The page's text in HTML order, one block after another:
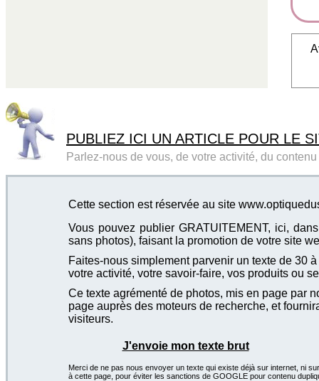
PUBLIEZ ICI UN ARTICLE POUR LE
Parlez-nous de vous, de votre activité, du
Cette section est réservée au site
Vous pouvez publier GRATUITEMENT, ici,
sans photos), faisant la promotion de votre site
Faites-nous simplement parvenir un texte de 30
votre activité, votre savoir-faire, vos produits ou
Ce texte agrémenté de photos, mis en page par
page auprès des moteurs de recherche, et
visiteurs.
J'envoie mon texte brut
Merci de ne pas nous envoyer un texte qui existe déjà sur internet, ni
à cette page, pour éviter les sanctions de GOOGLE pour contenu